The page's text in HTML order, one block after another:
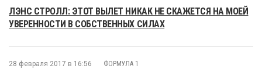
ЛЭНС СТРОЛЛ: ЭТОТ ВЫЛЕТ НИКАК НЕ СКАЖЕТСЯ НА МОЕЙ
УВЕРЕННОСТИ В СОБСТВЕННЫХ СИЛАХ
28 февраля 2017 в 16:56 ФОРМУЛА 1